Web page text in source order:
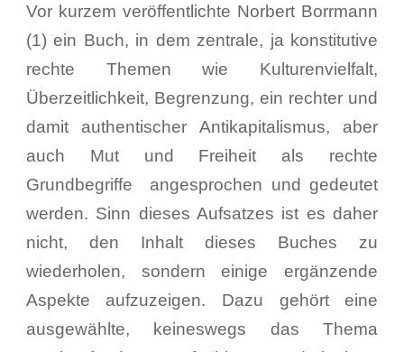
Vor kurzem veröffentlichte Norbert Borrmann
(1) ein Buch, in dem zentrale, ja konstitutive
rechte Themen wie Kulturenvielfalt,
Überzeitlichkeit, Begrenzung, ein rechter und
damit authentischer Antikapitalismus, aber
auch Mut und Freiheit als rechte
Grundbegriffe angesprochen und gedeutet
werden. Sinn dieses Aufsatzes ist es daher
nicht, den Inhalt dieses Buches zu
wiederholen, sondern einige ergänzende
Aspekte aufzuzeigen. Dazu gehört eine
ausgewählte, keineswegs das Thema